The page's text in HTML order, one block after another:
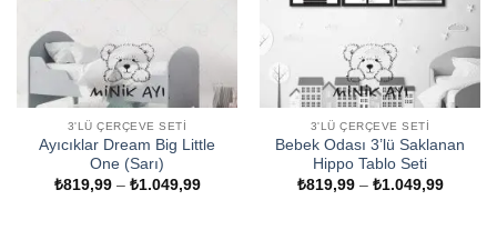
3'LÜ ÇERÇEVE SETI
Ayıcıklar Dream Big Little
One (Sarı)
₺819,99 – ₺1.049,99Fiyat
3'LÜ ÇERÇEVE SETI
Bebek Odası 3’lü Saklanan
Hippo Tablo Seti
₺819,99 – ₺1.049,99Fiyat